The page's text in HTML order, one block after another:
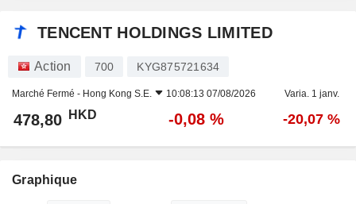
TENCENT HOLDINGS LIMITED
Action 700 KYG875721634
Marché Fermé - Hong Kong S.E. 10:08:13 07/08/2026 Varia. 1 janv.
478,80 HKD -0,08 % -20,07 %
Graphique